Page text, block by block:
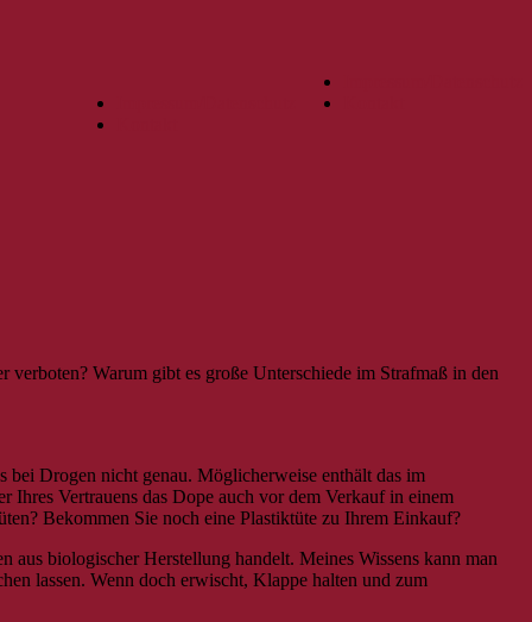
Warum gibt es große Unterschiede im Strafmaß in den
Drogen nicht genau. Möglicherweise enthält das im
Vertrauens das Dope auch vor dem Verkauf in einem
Bekommen Sie noch eine Plastiktüte zu Ihrem Einkauf?
biologischer Herstellung handelt. Meines Wissens kann man
lassen. Wenn doch erwischt, Klappe halten und zum